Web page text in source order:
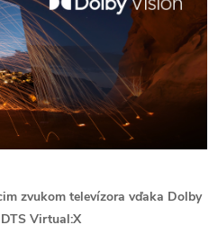
zvukom televízora vďaka Dolby
Virtual:X